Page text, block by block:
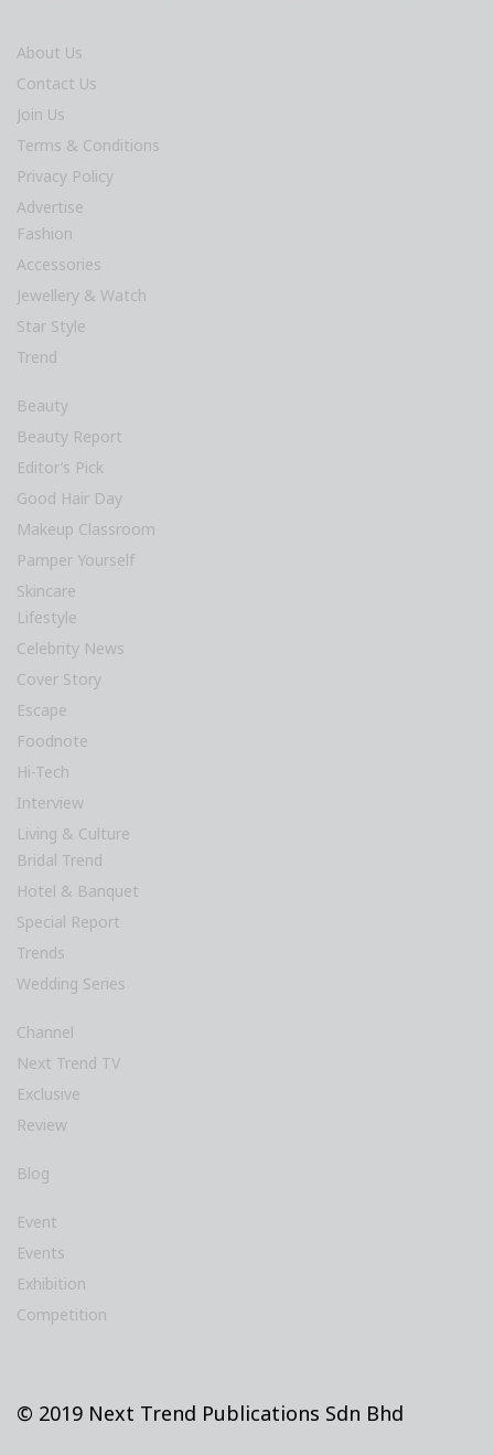
About Us
Contact Us
Join Us
Terms & Conditions
Privacy Policy
Advertise
Fashion
Accessories
Star Style
Beauty
Beauty Report
Editor’s Pick
Good Hair Day
Makeup Classroom
Pamper Yourself
Skincare
Lifestyle
Celebrity News
Cover Story
Escape
Foodnote
Hi-Tech
Interview
Living & Culture
Bridal Trend
Hotel & Banquet
Channel
Exclusive
Review
Event
Competition